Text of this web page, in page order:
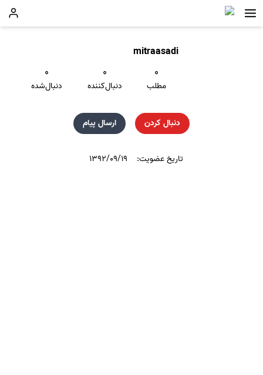
mitraasadi
۰
مطلب
۰
دنبال‌کننده
۰
دنبال‌شده
دنبال کردن ارسال پیام
تاریخ عضویت: ۱۳۹۲/۰۹/۱۹